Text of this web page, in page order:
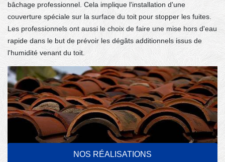
NOS RÉALISATIONS
bâchage professionnel. Cela implique l'installation d'une
couverture spéciale sur la surface du toit pour stopper les fuites.
Les professionnels ont aussi le choix de faire une mise hors d'eau
rapide dans le but de prévoir les dégâts additionnels issus de
l'humidité venant du toit.